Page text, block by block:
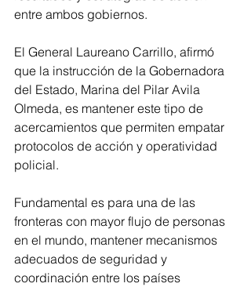
entre ambos gobiernos.
El General Laureano Carrillo, afirmó
que la instrucción de la Gobernadora
del Estado, Marina del Pilar Avila
Olmeda, es mantener este tipo de
acercamientos que permiten empatar
protocolos de acción y operatividad
policial.
Fundamental es para una de las
fronteras con mayor flujo de personas
en el mundo, mantener mecanismos
adecuados de seguridad y
coordinación entre los países